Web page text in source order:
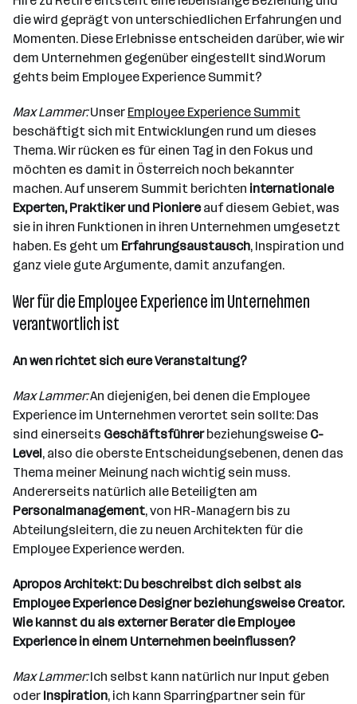
die wird geprägt von unterschiedlichen Erfahrungen und
Momenten. Diese Erlebnisse entscheiden darüber, wie wir
dem Unternehmen gegenüber eingestellt sind.Worum
gehts beim Employee Experience Summit?
Max Lammer:Unser Employee Experience Summit
beschäftigt sich mit Entwicklungen rund um dieses
Thema. Wir rücken es für einen Tag in den Fokus und
möchten es damit in Österreich noch bekannter
machen. Auf unserem Summit berichten internationale
Experten, Praktiker und Pioniereauf diesem Gebiet, was
sie in ihren Funktionen in ihren Unternehmen umgesetzt
haben. Es geht um Erfahrungsaustausch, Inspiration und
ganz viele gute Argumente, damit anzufangen.
Wer für die Employee Experience im Unternehmen
verantwortlich ist
An wen richtet sich eure Veranstaltung?
Max Lammer:An diejenigen, bei denen die Employee
Experience im Unternehmen verortet sein sollte: Das
sind einerseits Geschäftsführerbeziehungsweise C-
Level, also die oberste Entscheidungsebenen, denen das
Thema meiner Meinung nach wichtig sein muss.
Andererseits natürlich alle Beteiligten am
Personalmanagement, von HR-Managern bis zu
Abteilungsleitern, die zu neuen Architekten für die
Employee Experience werden.
Apropos Architekt: Du beschreibst dich selbst als
Employee Experience Designer beziehungsweise Creator.
Wie kannst du als externer Berater die Employee
Experience in einem Unternehmen beeinflussen?
Max Lammer:Ich selbst kann natürlich nur Input geben
oder Inspiration, ich kann Sparringpartner sein für